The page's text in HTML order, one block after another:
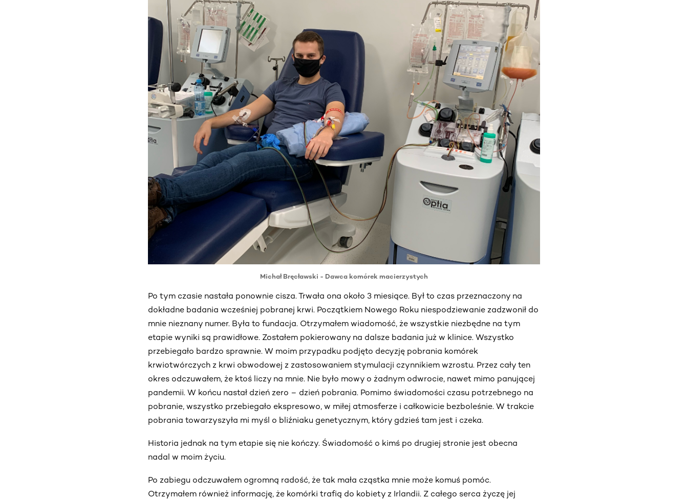
Michał Bręcławski - Dawca komórek macierzystych
Po tym czasie nastała ponownie cisza. Trwała ona około 3 miesiące. Był to czas przeznaczony na
dokładne badania wcześniej pobranej krwi. Początkiem Nowego Roku niespodziewanie zadzwonił do
mnie nieznany numer. Była to fundacja. Otrzymałem wiadomość, że wszystkie niezbędne na tym
etapie wyniki są prawidłowe. Zostałem pokierowany na dalsze badania już w klinice. Wszystko
przebiegało bardzo sprawnie. W moim przypadku podjęto decyzję pobrania komórek
krwiotwórczych z krwi obwodowej z zastosowaniem stymulacji czynnikiem wzrostu. Przez cały ten
okres odczuwałem, że ktoś liczy na mnie. Nie było mowy o żadnym odwrocie, nawet mimo panującej
pandemii. W końcu nastał dzień zero – dzień pobrania. Pomimo świadomości czasu potrzebnego na
pobranie, wszystko przebiegało ekspresowo, w miłej atmosferze i całkowicie bezboleśnie. W trakcie
pobrania towarzyszyła mi myśl o bliźniaku genetycznym, który gdzieś tam jest i czeka.
Historia jednak na tym etapie się nie kończy. Świadomość o kimś po drugiej stronie jest obecna
nadal w moim życiu.
Po zabiegu odczuwałem ogromną radość, że tak mała cząstka mnie może komuś pomóc.
Otrzymałem również informację, że komórki trafią do kobiety z Irlandii. Z całego serca życzę jej